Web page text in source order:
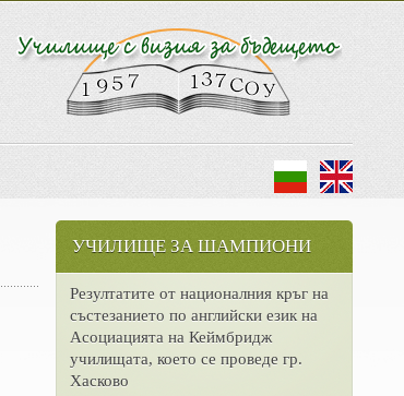
УЧИЛИЩЕ ЗА ШАМПИОНИ
Резултатите от националния кръг на
състезанието по английски език на
Асоциацията на Кеймбридж
училищата, което се проведе гр.
Хасково